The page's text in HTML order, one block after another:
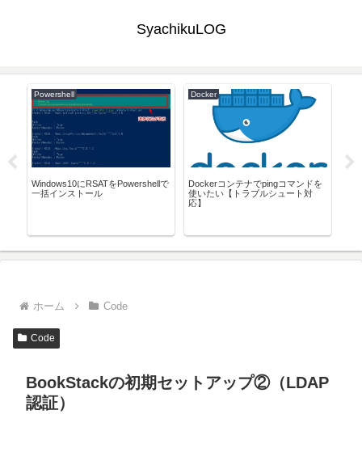
SyachikuLOG
Powershell
Windows10にRSATをPowershellで
一括インストール
Docker
Dockerコンテナでpingコマンドを
使いたい【トラブルシュート対
応】
ホーム Code
Code
BookStackの初期セットアップ②（LDAP
認証）